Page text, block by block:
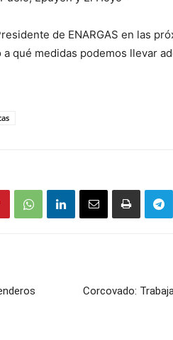
de ENARGAS en las
qué medidas podemos llevar
Corcovado: